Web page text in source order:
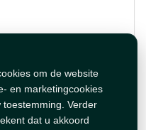
om de website
en marketingcookies
Verder
dat u akkoord